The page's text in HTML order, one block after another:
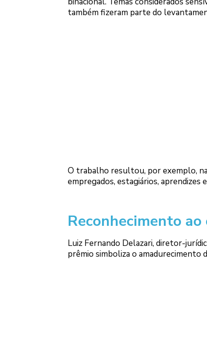
também fizeram parte do
O trabalho resultou, por exemplo,
empregados, estagiários, aprendizes
Reconhecimento
Luiz Fernando Delazari, diretor-
prêmio simboliza o